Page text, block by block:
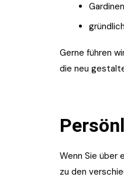
Gerne führen
die neu
Wenn Sie über
zu den